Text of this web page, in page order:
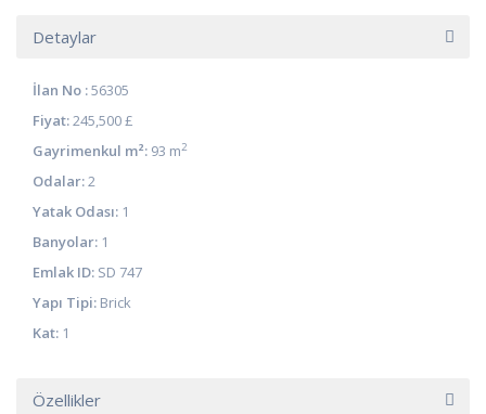
Detaylar
İlan No :56305
Fiyat:245,500 £
Gayrimenkul m²: 93 m2
Odalar:2
Yatak Odası: 1
Banyolar: 1
Emlak ID: SD 747
Yapı Tipi: Brick
Kat: 1
Özellikler